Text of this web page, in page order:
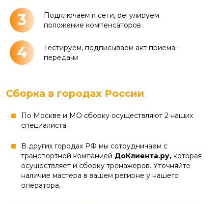
3
Подключаем к сети, регулируем
положение компенсаторов
4
Тестируем, подписываем акт приема-
передачи
Сборка в городах России
По Москве и МО сборку осуществляют 2 наших
специалиста.
В других городах РФ мы сотрудничаем с
транспортной компанией ДоКлиента.ру, которая
осуществляет и сборку тренажеров. Уточняйте
наличие мастера в вашем регионе у нашего
оператора.